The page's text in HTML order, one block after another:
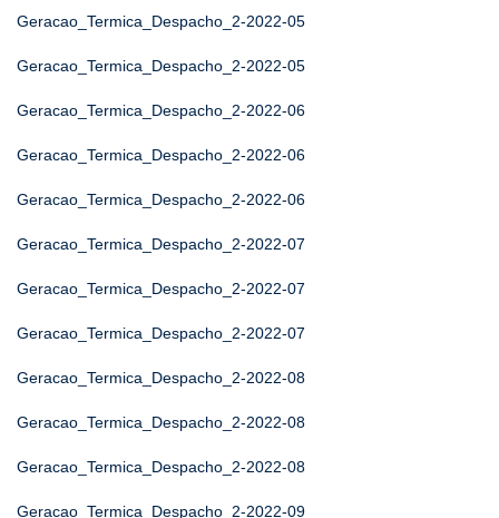
Geracao_Termica_Despacho_2-2022-05
Geracao_Termica_Despacho_2-2022-05
Geracao_Termica_Despacho_2-2022-06
Geracao_Termica_Despacho_2-2022-06
Geracao_Termica_Despacho_2-2022-06
Geracao_Termica_Despacho_2-2022-07
Geracao_Termica_Despacho_2-2022-07
Geracao_Termica_Despacho_2-2022-07
Geracao_Termica_Despacho_2-2022-08
Geracao_Termica_Despacho_2-2022-08
Geracao_Termica_Despacho_2-2022-08
Geracao_Termica_Despacho_2-2022-09